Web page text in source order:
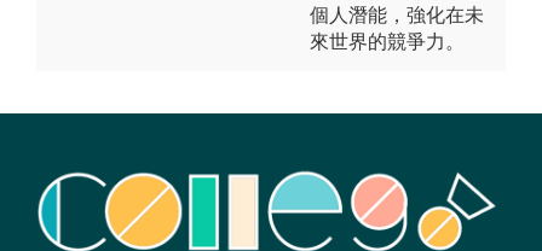
個人潛能，強化在未
來世界的競爭力。